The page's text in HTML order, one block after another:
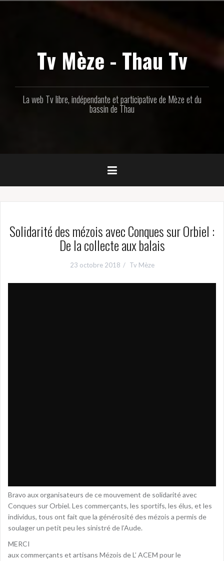
Tv Mèze - Thau Tv
La web Tv libre, indépendante et participative de Mèze et du
bassin de Thau
Solidarité des mézois avec Conques sur Orbiel :
De la collecte aux balais
23 octobre 2018 Tv Mèze
Bravo aux organisateurs de ce mouvement de solidarité avec
Conques sur Orbiel. Les commerçants, les sportifs, les élus, et les
individus, tous ont fait que la générosité des mézois a permis de
soulager un petit peu les sinistré de l’Aude.
MERCI
aux commerçants et artisans Mézois de L’ ACEM pour le